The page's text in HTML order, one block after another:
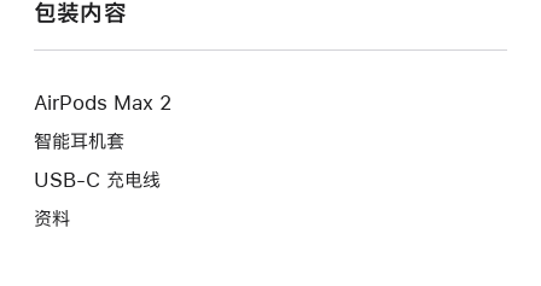
包装内容
AirPods Max 2
智能耳机套
USB-C 充电线
资料